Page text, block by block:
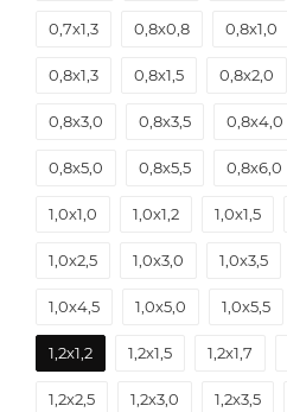
0,7х1,3 0,8х0,8 0,8х1,0
0,8х1,3 0,8х1,5 0,8х2,0
0,8х3,0 0,8х3,5 0,8х4,0
0,8х5,0 0,8х5,5 0,8х6,0
1,0х1,0 1,0х1,2 1,0х1,5
1,0х2,5 1,0х3,0 1,0х3,5
1,0х4,5 1,0х5,0 1,0х5,5
1,2х1,2 1,2х1,5 1,2х1,7
1,2х2,5 1,2х3,0 1,2х3,5